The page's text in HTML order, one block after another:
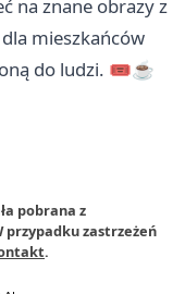
na znane obrazy z
mieszkańców
do ludzi. 🎟️☕
pobrana z
przypadku zastrzeżeń
.